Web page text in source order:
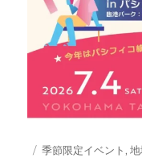
投 カ
季節限定イベント ,